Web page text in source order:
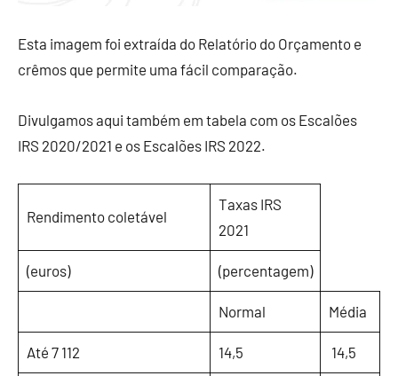
Esta imagem foi extraída do Relatório do Orçamento e
crêmos que permite uma fácil comparação.
Divulgamos aqui também em tabela com os Escalões
IRS 2020/2021 e os Escalões IRS 2022.
Rendimento coletável
Taxas IRS
2021
(euros) (percentagem)
Normal Média
Até 7 112 14,5 14,5